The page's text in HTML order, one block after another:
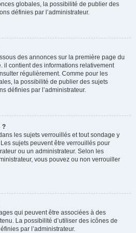
globales, la possibilité de publier des
définies par l’administrateur.
des annonces sur la première page du
il contient des informations relativement
régulièrement. Comme pour les
la possibilité de publier des sujets
définies par l’administrateur.
?
les sujets verrouillés et tout sondage y
sujets peuvent être verrouillés pour
ou un administrateur. Selon les
vous pouvez ou non verrouiller
qui peuvent être associées à des
La possibilité d’utiliser des icônes de
par l’administrateur.